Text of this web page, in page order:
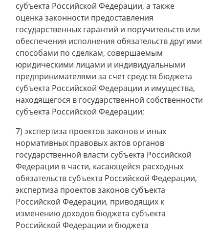
субъекта Российской Федерации, а также
оценка законности предоставления
государственных гарантий и поручительств или
обеспечения исполнения обязательств другими
способами по сделкам, совершаемым
юридическими лицами и индивидуальными
предпринимателями за счет средств бюджета
субъекта Российской Федерации и имущества,
находящегося в государственной собственности
субъекта Российской Федерации;
7) экспертиза проектов законов и иных
нормативных правовых актов органов
государственной власти субъекта Российской
Федерации в части, касающейся расходных
обязательств субъекта Российской Федерации,
экспертиза проектов законов субъекта
Российской Федерации, приводящих к
изменению доходов бюджета субъекта
Российской Федерации и бюджета